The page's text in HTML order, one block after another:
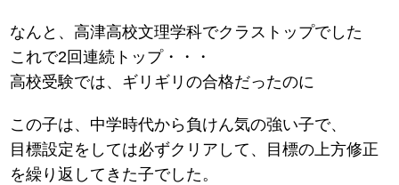
なんと、高津高校文理学科でクラストップでした
これで2回連続トップ・・・
高校受験では、ギリギリの合格だったのに
この子は、中学時代から負けん気の強い子で、
目標設定をしては必ずクリアして、目標の上方修正
を繰り返してきた子でした。